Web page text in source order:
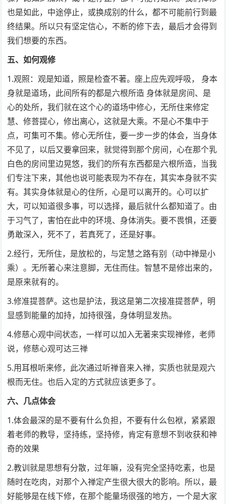
也是如此，中途停止，或换成别的什么，都不可能前行到最
终结果。所以只有坚定信心，不断的修下去，最后才会得到
我们想要的东西。
五、如何观修
1.观照：观是知道，照是检查不著。座上应先观呼吸， 身本
身就是道场，此间所有的都是六根所造 身体就是房间、是
心的处所，我们就在这个心的道场中修心，无所住来修定
慧、修菩提心，修出离心，这就是大乘。不是心不集中于
点，可集可不集。修心无所住，要一步一步的体会，当身体
不见了，以后又要拿回来，就觉得到那个房间，心在那个乳
白色的房间里边晃悠，我们的所有东西都是六根所造，当我
们专注下来，其他也说可能表现为不存在，其实本身就不实
有。其实身体就是心的住所，心是可以离开的。心可以扩
大，可以知道很多事，可以选择，最后就什么都知道了。由
于习气了，害怕在此中的环境、身体消失。要不畏惧，还要
勇敢深入，死不了，若真死了，还是好事。
2.经行，无所住，是放松的，与定慧之路有别（动中禅是小
乘）。无所著心来注意脚，无住而住。智慧不是修出来的，
是原来就有的。
3.修准提菩萨。这也是护法，我这是第二次接准提菩萨，明
显感到能量的加持，加持很强，身体明显发热。
4.修慈心观中间状态，一样可以加入无著来实现禅修，老师
说，修慈心观可达三禅
5.用耳根听来修，此次通过听禅音来入禅，实质也就是观六
根而无住。也后入定的方式就应该更多了。
六、几点体会
1.体会最深的是不要有什么负担，不要有什么包袱，紧紧跟
着老师的教导，坚持练，坚持修，肯定有意想不到收获和神
奇的效果
2.教训就是思想有分散，过年嘛，没有完全坚持吃素，也是
随时在吃肉，对那个入禅定产生很大很大的影响。所以，最
好能够是在线下修，在那个能量场很强的地方，一个是大家